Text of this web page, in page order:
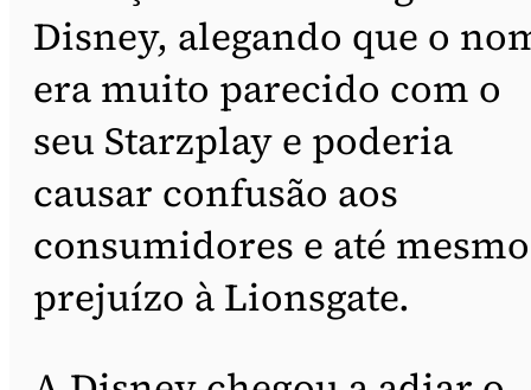
Disney, alegando que o
era muito parecido com o
seu Starzplay e poderia
causar confusão aos
consumidores e até mesmo
prejuízo à Lionsgate.